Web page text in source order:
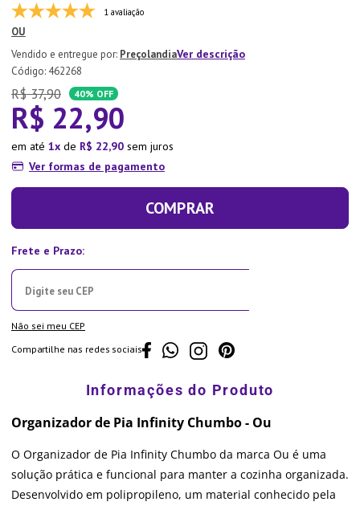
1 avaliação
OU
PreçolandiaVer descrição
: 462268
R$ 37,90 40% OFF
R$ 22,90
em até 1 de R$ 22,90 sem juros
Ver formas de pagamento
COMPRAR
Não sei meu CEP
Compartilhe nas redes sociais
Organizador de Pia Infinity Chumbo - Ou
O Organizador de Pia Infinity Chumbo da marca Ou é uma
solução prática e funcional para manter a cozinha organizada.
Desenvolvido em polipropileno, um material conhecido pela